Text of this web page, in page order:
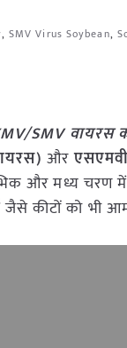
, SMV Virus Soybean,
SMV वायरस
और
और मध्य चरण में
जैसे कीटों को भी